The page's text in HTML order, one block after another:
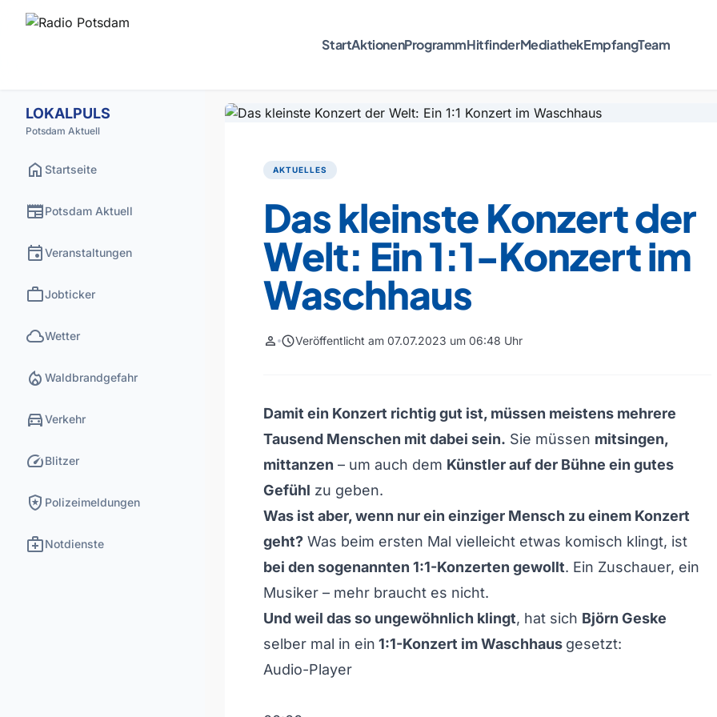
StartAktionenProgrammHitfinderMediathekEmpfangTeam
LOKALPULS
Potsdam Aktuell
home Startseite
newspaperPotsdam Aktuell
eventVeranstaltungen
workJobticker
cloudWetter
local_fire_department Waldbrandgefahr
directions_carVerkehr
speedBlitzer
local_police Polizeimeldungen
medical_servicesNotdienste
AKTUELLES
Das kleinste Konzert der
Welt: Ein 1:1-Konzert im
Waschhaus
person scheduleVeröffentlicht am 07.07.2023 um 06:48 Uhr
Damit ein Konzert richtig gut ist, müssen meistens mehrere
Tausend Menschen mit dabei sein. Sie müssen mitsingen,
mittanzen – um auch dem Künstler auf der Bühne ein gutes
Gefühl zu geben.
Was ist aber, wenn nur ein einziger Mensch zu einem Konzert
geht? Was beim ersten Mal vielleicht etwas komisch klingt, ist
bei den sogenannten 1:1-Konzerten gewollt. Ein Zuschauer, ein
Musiker – mehr braucht es nicht.
Und weil das so ungewöhnlich klingt, hat sich Björn Geske
selber mal in ein 1:1-Konzert im Waschhaus gesetzt:
Audio-Player